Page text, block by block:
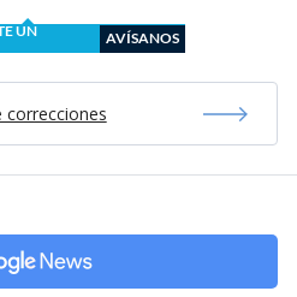
UN
AVÍSANOS
correcciones